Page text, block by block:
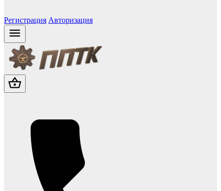
Регистрация Авторизация